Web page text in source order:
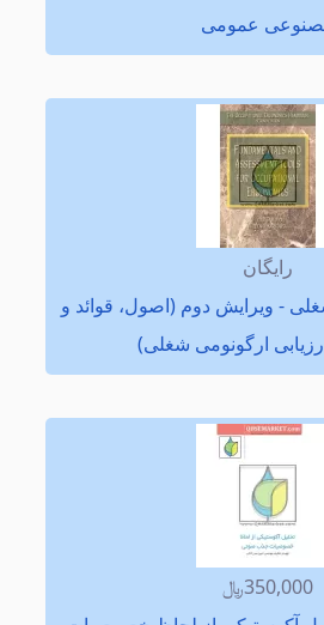
عمومی
رایگان
- ویرایش دوم (اصول، قوائد و
ارگونومی شغلی)
350,000﷼